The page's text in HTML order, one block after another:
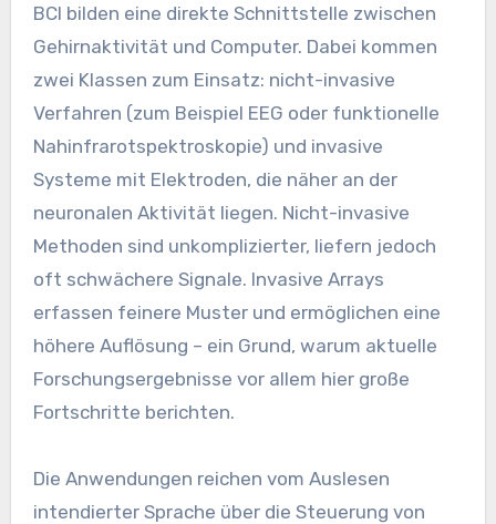
BCI bilden eine direkte Schnittstelle zwischen
Gehirnaktivität und Computer. Dabei kommen
zwei Klassen zum Einsatz: nicht-invasive
Verfahren (zum Beispiel EEG oder funktionelle
Nahinfrarotspektroskopie) und invasive
Systeme mit Elektroden, die näher an der
neuronalen Aktivität liegen. Nicht-invasive
Methoden sind unkomplizierter, liefern jedoch
oft schwächere Signale. Invasive Arrays
erfassen feinere Muster und ermöglichen eine
höhere Auflösung – ein Grund, warum aktuelle
Forschungsergebnisse vor allem hier große
Fortschritte berichten.
Die Anwendungen reichen vom Auslesen
intendierter Sprache über die Steuerung von